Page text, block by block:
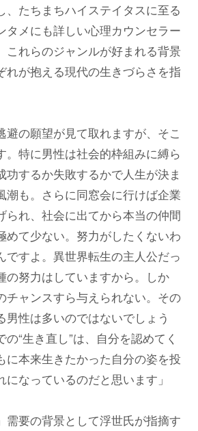
、たちまちハイステイタスに至る
タメにも詳しい心理カウンセラー
これらのジャンルが好まれる背景
れが抱える現代の生きづらさを指
の願望が見て取れますが、そこ
。特に男性は社会的枠組みに縛ら
功するか失敗するかで人生が決ま
潮も。さらに同窓会に行けば企業
られ、社会に出てから本当の仲間
めて少ない。努力がしたくないわ
ですよ。異世界転生の主人公だっ
の努力はしていますから。しか
チャンスすら与えられない。その
男性は多いのではないでしょう
“生き直し”は、自分を認めてく
に本来生きたかった自分の姿を投
なっているのだと思います」
要の背景として浮世氏が指摘す